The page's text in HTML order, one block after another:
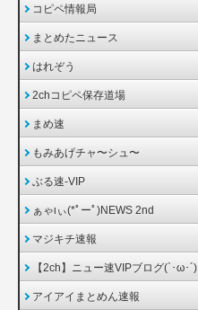
コピペ情報局
まとめたニュース
はれぞう
2chコピペ保存道場
まめ速
もみあげチャ〜シュ〜
ぶる速-VIP
ぁゃιぃ(*ﾟーﾟ)NEWS 2nd
マジキチ速報
【2ch】ニュー速VIPブログ(`･ω･´)
アイアイまとめん速報